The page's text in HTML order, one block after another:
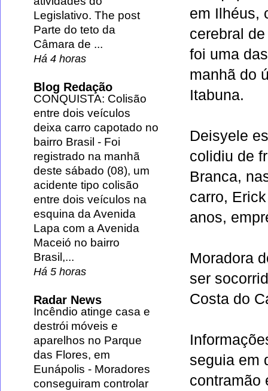
em Ilhéus,
cerebral
foi uma
manhã do
Itabuna.
Deisyele
colidiu de
Branca,
carro,
anos,
Moradora
ser
Costa do
seguia em
contramão
Legislativo. The post
Parte do teto da
Câmara de ...
Há 4 horas
Blog Redação
CONQUISTA: Colisão
entre dois veículos
deixa carro capotado no
bairro Brasil - Foi
registrado na manhã
deste sábado (08), um
acidente tipo colisão
entre dois veículos na
esquina da Avenida
Lapa com a Avenida
Maceió no bairro
Brasil,...
Há 5 horas
Radar News
Incêndio atinge casa e
destrói móveis e
aparelhos no Parque
das Flores, em
Eunápolis - Moradores
conseguiram controlar